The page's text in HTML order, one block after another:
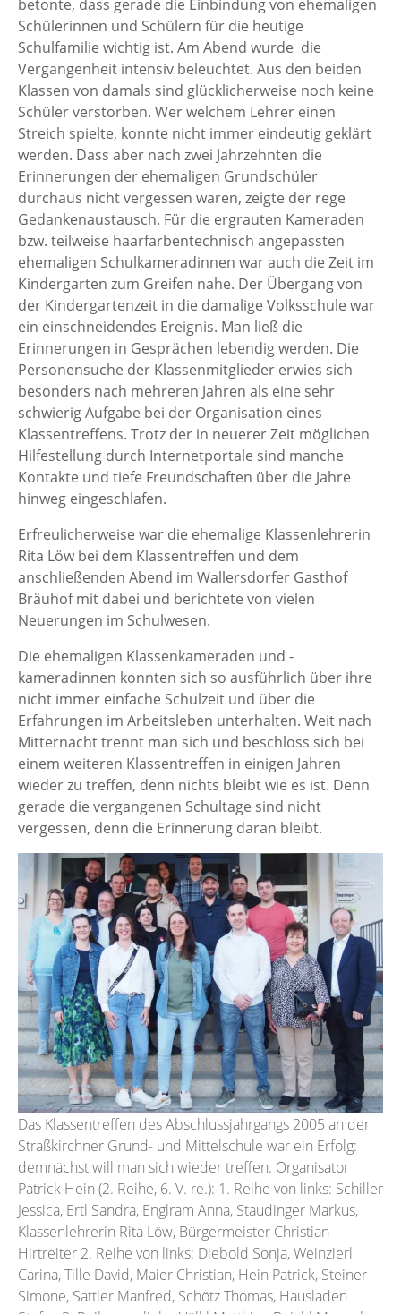
betonte, dass gerade die Einbindung von ehemaligen
Schülerinnen und Schülern für die heutige
Schulfamilie wichtig ist. Am Abend wurde die
Vergangenheit intensiv beleuchtet. Aus den beiden
Klassen von damals sind glücklicherweise noch keine
Schüler verstorben. Wer welchem Lehrer einen
Streich spielte, konnte nicht immer eindeutig geklärt
werden. Dass aber nach zwei Jahrzehnten die
Erinnerungen der ehemaligen Grundschüler
durchaus nicht vergessen waren, zeigte der rege
Gedankenaustausch. Für die ergrauten Kameraden
bzw. teilweise haarfarbentechnisch angepassten
ehemaligen Schulkameradinnen war auch die Zeit im
Kindergarten zum Greifen nahe. Der Übergang von
der Kindergartenzeit in die damalige Volksschule war
ein einschneidendes Ereignis. Man ließ die
Erinnerungen in Gesprächen lebendig werden. Die
Personensuche der Klassenmitglieder erwies sich
besonders nach mehreren Jahren als eine sehr
schwierig Aufgabe bei der Organisation eines
Klassentreffens. Trotz der in neuerer Zeit möglichen
Hilfestellung durch Internetportale sind manche
Kontakte und tiefe Freundschaften über die Jahre
hinweg eingeschlafen.
Erfreulicherweise war die ehemalige Klassenlehrerin
Rita Löw bei dem Klassentreffen und dem
anschließenden Abend im Wallersdorfer Gasthof
Bräuhof mit dabei und berichtete von vielen
Neuerungen im Schulwesen.
Die ehemaligen Klassenkameraden und -
kameradinnen konnten sich so ausführlich über ihre
nicht immer einfache Schulzeit und über die
Erfahrungen im Arbeitsleben unterhalten. Weit nach
Mitternacht trennt man sich und beschloss sich bei
einem weiteren Klassentreffen in einigen Jahren
wieder zu treffen, denn nichts bleibt wie es ist. Denn
gerade die vergangenen Schultage sind nicht
vergessen, denn die Erinnerung daran bleibt.
Das Klassentreffen des Abschlussjahrgangs 2005 an der
Straßkirchner Grund- und Mittelschule war ein Erfolg:
demnächst will man sich wieder treffen. Organisator
Patrick Hein (2. Reihe, 6. V. re.): 1. Reihe von links: Schiller
Jessica, Ertl Sandra, Englram Anna, Staudinger Markus,
Klassenlehrerin Rita Löw, Bürgermeister Christian
Hirtreiter 2. Reihe von links: Diebold Sonja, Weinzierl
Carina, Tille David, Maier Christian, Hein Patrick, Steiner
Simone, Sattler Manfred, Schötz Thomas, Hausladen